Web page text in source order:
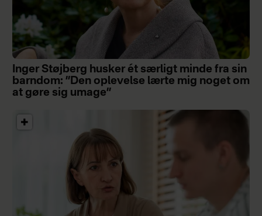
Inger Støjberg husker ét særligt minde fra sin
barndom: ”Den oplevelse lærte mig noget om
at gøre sig umage”